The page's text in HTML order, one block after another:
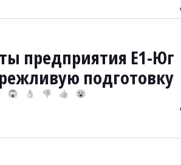
предприятия Е1-Юг
подготовку
😱 👌 👎 👍 😮